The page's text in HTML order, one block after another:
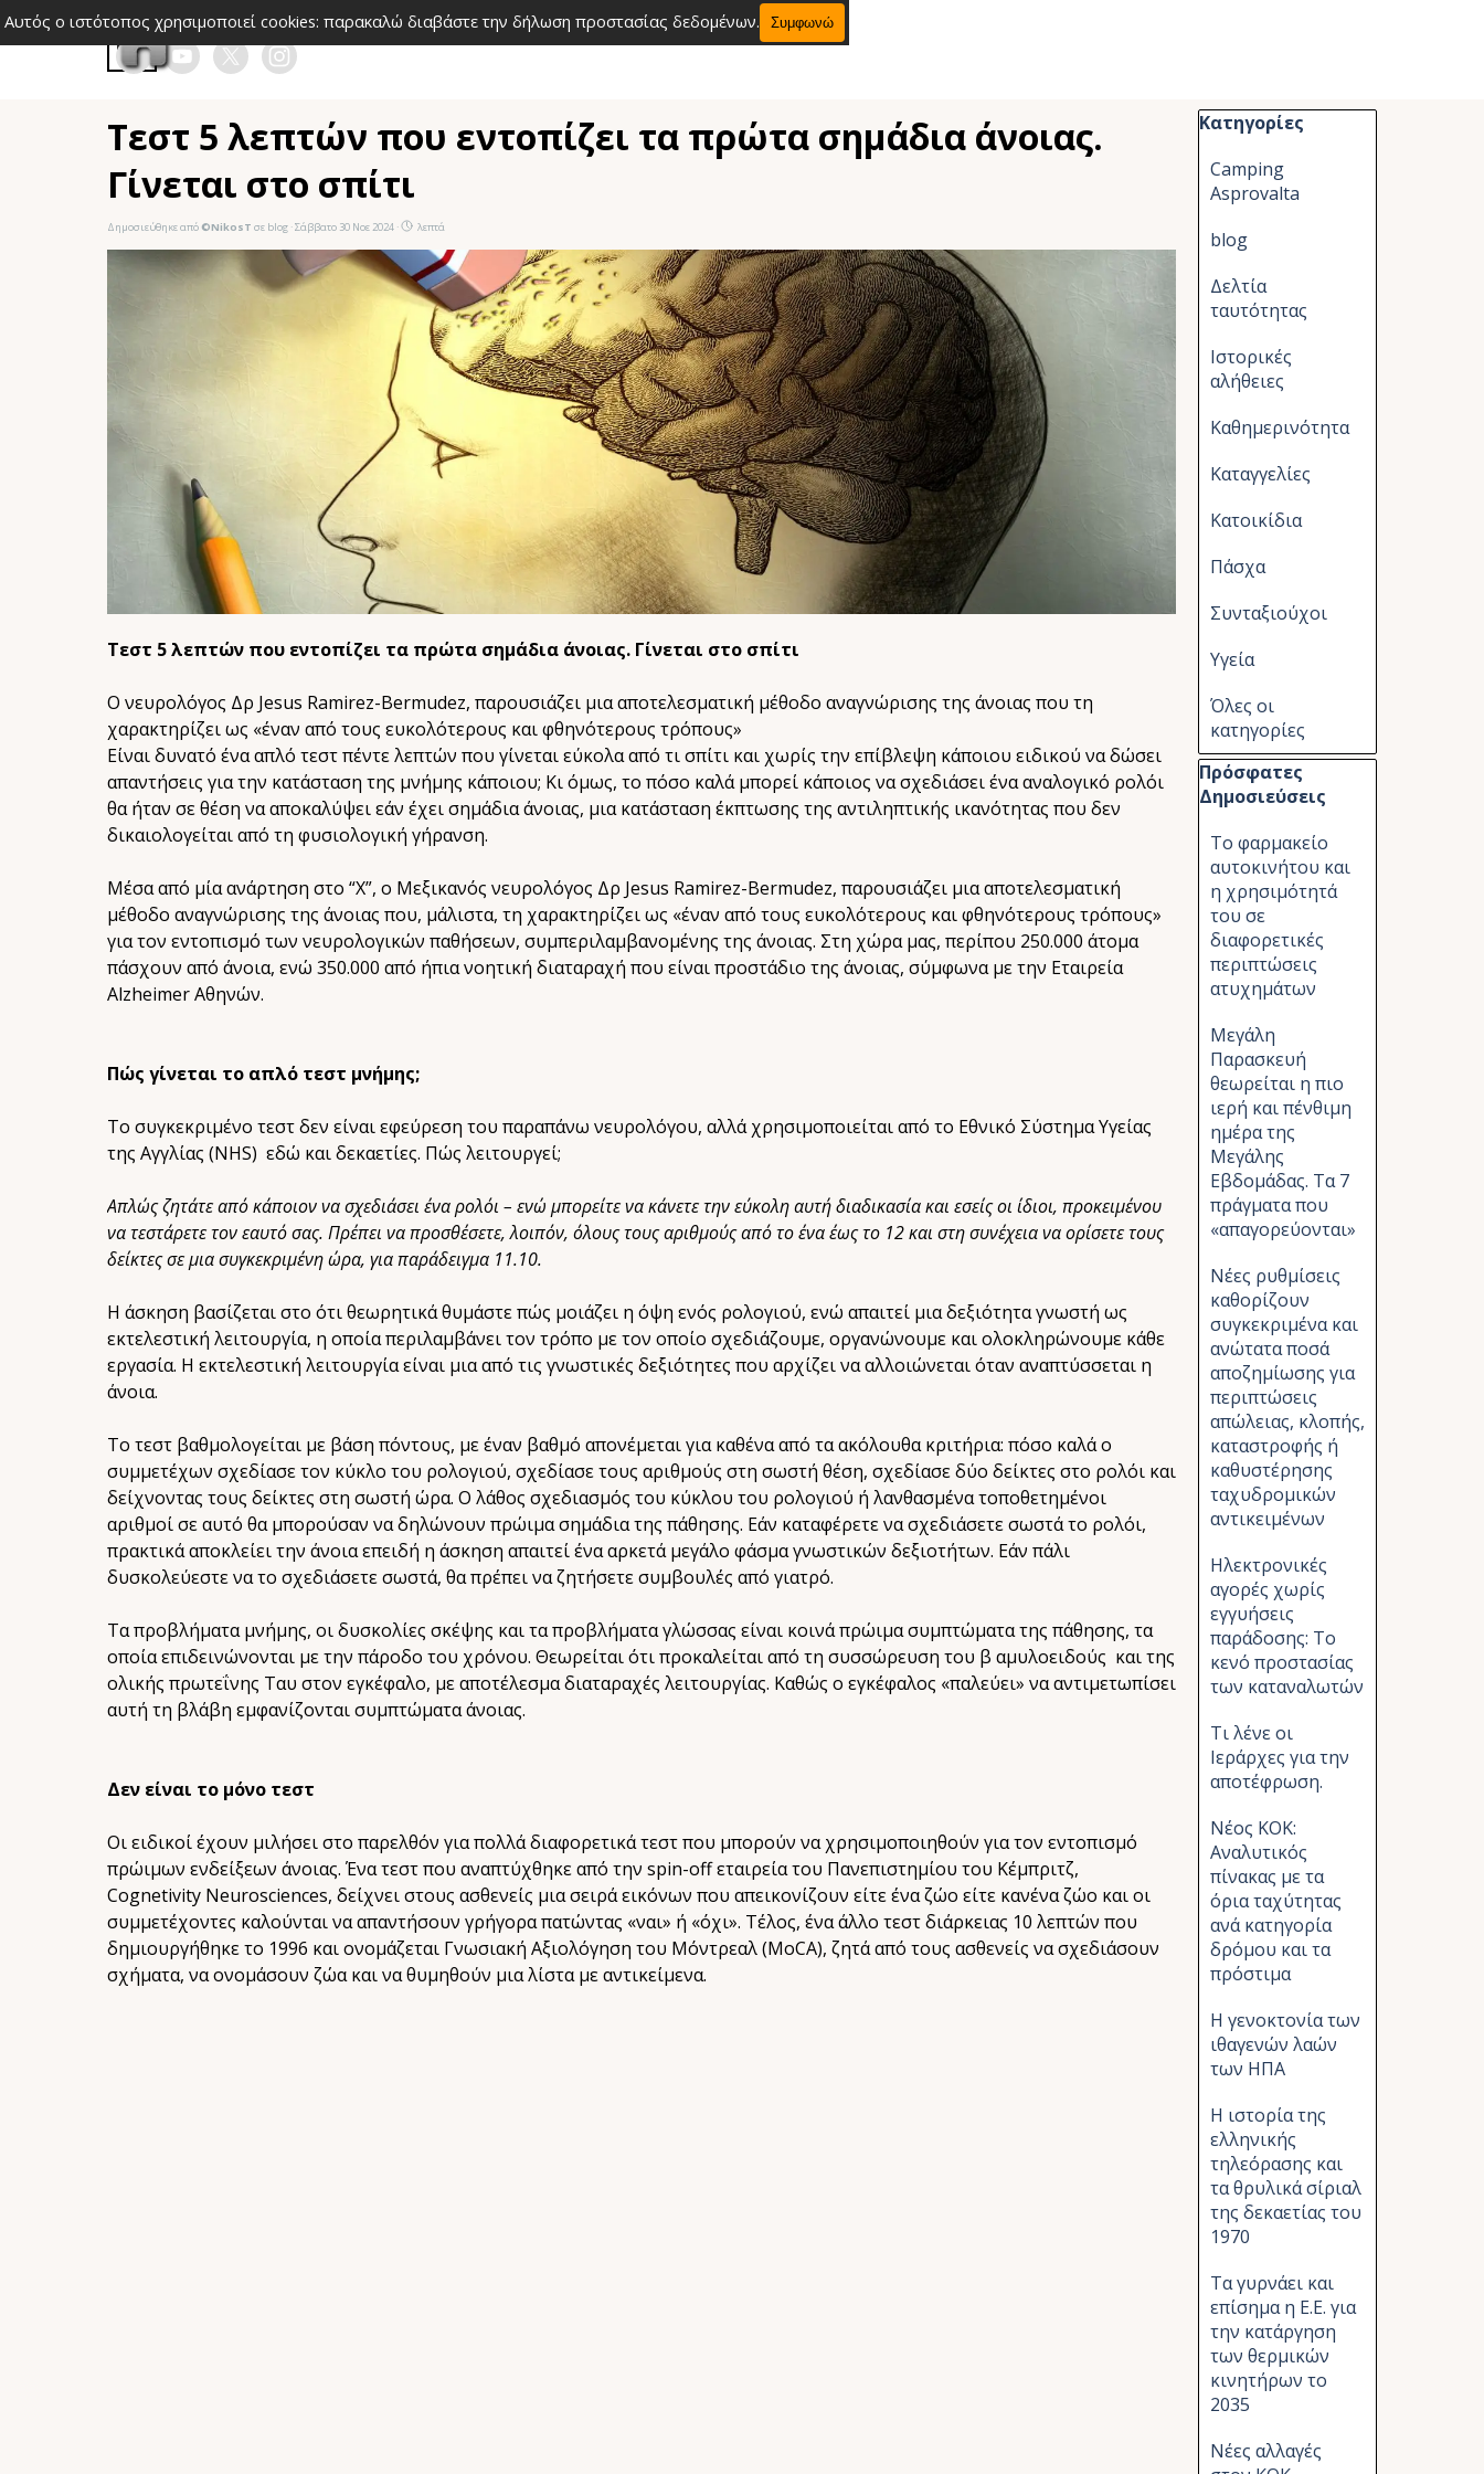
Αυτός ο ιστότοπος χρησιμοποιεί cookies: παρακαλώ διαβάστε την δήλωση προστασίας δεδομένων. Συμφωνώ
Παράλειψη μενού
Τεστ 5 λεπτών που εντοπίζει τα πρώτα σημάδια άνοιας.
Γίνεται στο σπίτι
Δημοσιεύθηκε από©NikosT σε blog · Σάββατο 30 Νοε 2024 · λεπτά
Τεστ 5 λεπτών που εντοπίζει τα πρώτα σημάδια άνοιας. Γίνεται στο σπίτι
Ο νευρολόγος Δρ Jesus Ramirez-Bermudez, παρουσιάζει μια αποτελεσματική μέθοδο αναγνώρισης της άνοιας που τη
χαρακτηρίζει ως «έναν από τους ευκολότερους και φθηνότερους τρόπους»
Είναι δυνατό ένα απλό τεστ πέντε λεπτών που γίνεται εύκολα από τι σπίτι και χωρίς την επίβλεψη κάποιου ειδικού να δώσει
απαντήσεις για την κατάσταση της μνήμης κάποιου; Κι όμως, το πόσο καλά μπορεί κάποιος να σχεδιάσει ένα αναλογικό ρολόι
θα ήταν σε θέση να αποκαλύψει εάν έχει σημάδια άνοιας, μια κατάσταση έκπτωσης της αντιληπτικής ικανότητας που δεν
δικαιολογείται από τη φυσιολογική γήρανση.
Μέσα από μία ανάρτηση στο “Χ”, ο Μεξικανός νευρολόγος Δρ Jesus Ramirez-Bermudez, παρουσιάζει μια αποτελεσματική
μέθοδο αναγνώρισης της άνοιας που, μάλιστα, τη χαρακτηρίζει ως «έναν από τους ευκολότερους και φθηνότερους τρόπους»
για τον εντοπισμό των νευρολογικών παθήσεων, συμπεριλαμβανομένης της άνοιας. Στη χώρα μας, περίπου 250.000 άτομα
πάσχουν από άνοια, ενώ 350.000 από ήπια νοητική διαταραχή που είναι προστάδιο της άνοιας, σύμφωνα με την Εταιρεία
Alzheimer Αθηνών.
Πώς γίνεται το απλό τεστ μνήμης;
Το συγκεκριμένο τεστ δεν είναι εφεύρεση του παραπάνω νευρολόγου, αλλά χρησιμοποιείται από το Εθνικό Σύστημα Υγείας
της Αγγλίας (NHS) εδώ και δεκαετίες. Πώς λειτουργεί;
Απλώς ζητάτε από κάποιον να σχεδιάσει ένα ρολόι – ενώ μπορείτε να κάνετε την εύκολη αυτή διαδικασία και εσείς οι ίδιοι, προκειμένου
να τεστάρετε τον εαυτό σας. Πρέπει να προσθέσετε, λοιπόν, όλους τους αριθμούς από το ένα έως το 12 και στη συνέχεια να ορίσετε τους
δείκτες σε μια συγκεκριμένη ώρα, για παράδειγμα 11.10.
Η άσκηση βασίζεται στο ότι θεωρητικά θυμάστε πώς μοιάζει η όψη ενός ρολογιού, ενώ απαιτεί μια δεξιότητα γνωστή ως
εκτελεστική λειτουργία, η οποία περιλαμβάνει τον τρόπο με τον οποίο σχεδιάζουμε, οργανώνουμε και ολοκληρώνουμε κάθε
εργασία. Η εκτελεστική λειτουργία είναι μια από τις γνωστικές δεξιότητες που αρχίζει να αλλοιώνεται όταν αναπτύσσεται η
άνοια.
Το τεστ βαθμολογείται με βάση πόντους, με έναν βαθμό απονέμεται για καθένα από τα ακόλουθα κριτήρια: πόσο καλά ο
συμμετέχων σχεδίασε τον κύκλο του ρολογιού, σχεδίασε τους αριθμούς στη σωστή θέση, σχεδίασε δύο δείκτες στο ρολόι και
δείχνοντας τους δείκτες στη σωστή ώρα. Ο λάθος σχεδιασμός του κύκλου του ρολογιού ή λανθασμένα τοποθετημένοι
αριθμοί σε αυτό θα μπορούσαν να δηλώνουν πρώιμα σημάδια της πάθησης. Εάν καταφέρετε να σχεδιάσετε σωστά το ρολόι,
πρακτικά αποκλείει την άνοια επειδή η άσκηση απαιτεί ένα αρκετά μεγάλο φάσμα γνωστικών δεξιοτήτων. Εάν πάλι
δυσκολεύεστε να το σχεδιάσετε σωστά, θα πρέπει να ζητήσετε συμβουλές από γιατρό.
Τα προβλήματα μνήμης, οι δυσκολίες σκέψης και τα προβλήματα γλώσσας είναι κοινά πρώιμα συμπτώματα της πάθησης, τα
οποία επιδεινώνονται με την πάροδο του χρόνου. Θεωρείται ότι προκαλείται από τη συσσώρευση του β αμυλοειδούς και της
ολικής πρωτεΐνης Ταυ στον εγκέφαλο, με αποτέλεσμα διαταραχές λειτουργίας. Καθώς ο εγκέφαλος «παλεύει» να αντιμετωπίσει
αυτή τη βλάβη εμφανίζονται συμπτώματα άνοιας.
Δεν είναι το μόνο τεστ
Οι ειδικοί έχουν μιλήσει στο παρελθόν για πολλά διαφορετικά τεστ που μπορούν να χρησιμοποιηθούν για τον εντοπισμό
πρώιμων ενδείξεων άνοιας. Ένα τεστ που αναπτύχθηκε από την spin-off εταιρεία του Πανεπιστημίου του Κέμπριτζ,
Cognetivity Neurosciences, δείχνει στους ασθενείς μια σειρά εικόνων που απεικονίζουν είτε ένα ζώο είτε κανένα ζώο και οι
συμμετέχοντες καλούνται να απαντήσουν γρήγορα πατώντας «ναι» ή «όχι». Τέλος, ένα άλλο τεστ διάρκειας 10 λεπτών που
δημιουργήθηκε το 1996 και ονομάζεται Γνωσιακή Αξιολόγηση του Μόντρεαλ (MoCA), ζητά από τους ασθενείς να σχεδιάσουν
σχήματα, να ονομάσουν ζώα και να θυμηθούν μια λίστα με αντικείμενα.
Παράλειψη μπλόκ Κατηγορίες
Κατηγορίες
Camping
Asprovalta
blog
Δελτία
ταυτότητας
Ιστορικές
αλήθειες
Καθημερινότητα
Καταγγελίες
Κατοικίδια
Πάσχα
Συνταξιούχοι
Υγεία
Όλες οι
κατηγορίες
Παράλειψη μπλόκ Πρόσφατες
Πρόσφατες
Δημοσιεύσεις
Το φαρμακείο
αυτοκινήτου και
η χρησιμότητά
του σε
διαφορετικές
περιπτώσεις
ατυχημάτων
Μεγάλη
Παρασκευή
θεωρείται η πιο
ιερή και πένθιμη
ημέρα της
Μεγάλης
Εβδομάδας. Τα 7
πράγματα που
«απαγορεύονται»
Νέες ρυθμίσεις
καθορίζουν
συγκεκριμένα και
ανώτατα ποσά
αποζημίωσης για
περιπτώσεις
απώλειας, κλοπής,
καταστροφής ή
καθυστέρησης
ταχυδρομικών
αντικειμένων
Ηλεκτρονικές
αγορές χωρίς
εγγυήσεις
παράδοσης: Το
κενό προστασίας
των καταναλωτών
Τι λένε οι
Ιεράρχες για την
αποτέφρωση.
Νέος ΚΟΚ:
Αναλυτικός
πίνακας με τα
όρια ταχύτητας
ανά κατηγορία
δρόμου και τα
πρόστιμα
Η γενοκτονία των
ιθαγενών λαών
των ΗΠΑ
Η ιστορία της
ελληνικής
τηλεόρασης και
τα θρυλικά σίριαλ
της δεκαετίας του
1970
Τα γυρνάει και
επίσημα η Ε.Ε. για
την κατάργηση
των θερμικών
κινητήρων το
2035
Νέες αλλαγές